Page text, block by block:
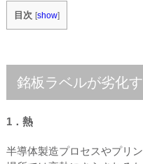
目次 [show]
銘板ラベルが劣化
1．熱
半導体製造プロセスやプリ